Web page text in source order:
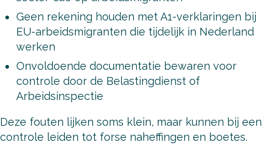
Geen rekening houden met A1-verklaringen bij
EU-arbeidsmigranten die tijdelijk in Nederland
werken
Onvoldoende documentatie bewaren voor
controle door de Belastingdienst of
Arbeidsinspectie
Deze fouten lijken soms klein, maar kunnen bij een
controle leiden tot forse naheffingen en boetes.